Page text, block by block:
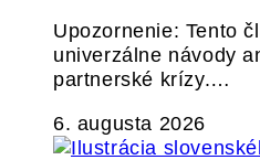
Upozornenie: Tento
univerzálne návody
partnerské krízy.…
6. augusta 2026